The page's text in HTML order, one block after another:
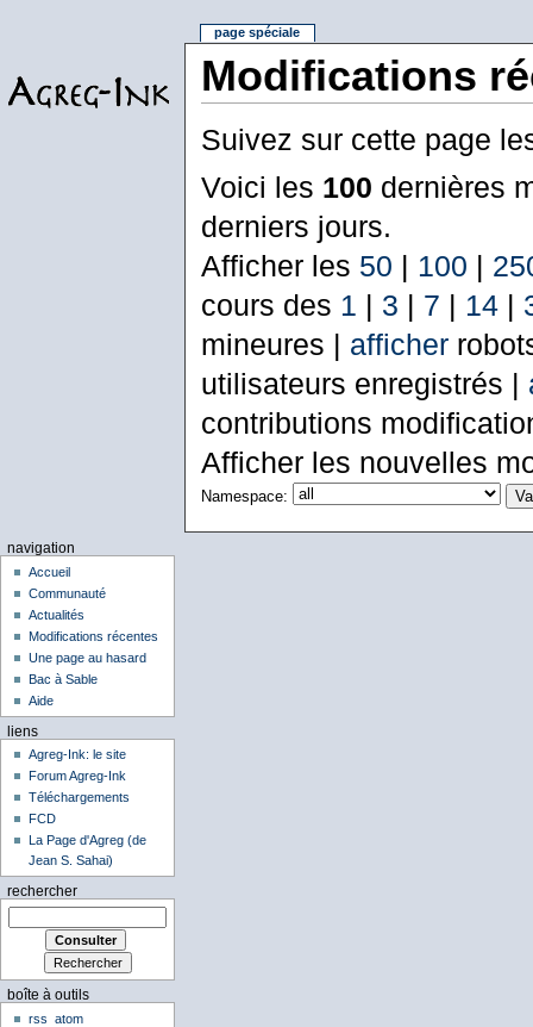
Modifications
Suivez sur cette page
Voici les 100 dernières
derniers jours.
Afficher les 50 | 100 |
cours des 1 | 3 | 7 | 14|
mineures | afficher
utilisateurs enregistrés |
contributions
Afficher les nouvelles
Namespace:
page spéciale
navigation
Accueil
Communauté
Actualités
Modifications récentes
Une page au hasard
Bac à Sable
Aide
liens
Agreg-Ink: le site
Forum Agreg-Ink
Téléchargements
FCD
La Page d'Agreg (de
Jean S. Sahai)
rechercher
boîte à outils
rss
atom